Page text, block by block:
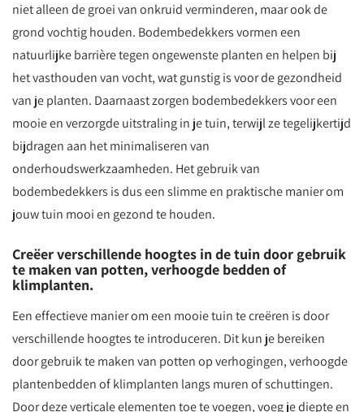
niet alleen de groei van onkruid verminderen, maar ook de
grond vochtig houden. Bodembedekkers vormen een
natuurlijke barrière tegen ongewenste planten en helpen bij
het vasthouden van vocht, wat gunstig is voor de gezondheid
van je planten. Daarnaast zorgen bodembedekkers voor een
mooie en verzorgde uitstraling in je tuin, terwijl ze tegelijkertijd
bijdragen aan het minimaliseren van
onderhoudswerkzaamheden. Het gebruik van
bodembedekkers is dus een slimme en praktische manier om
jouw tuin mooi en gezond te houden.
Creëer verschillende hoogtes in de tuin door gebruik
te maken van potten, verhoogde bedden of
klimplanten.
Een effectieve manier om een mooie tuin te creëren is door
verschillende hoogtes te introduceren. Dit kun je bereiken
door gebruik te maken van potten op verhogingen, verhoogde
plantenbedden of klimplanten langs muren of schuttingen.
Door deze verticale elementen toe te voegen, voeg je diepte en